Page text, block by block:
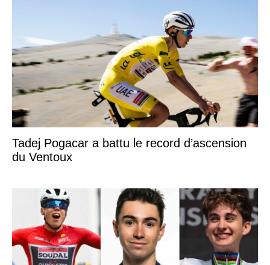
Tadej Pogacar a battu le record d’ascension
du Ventoux